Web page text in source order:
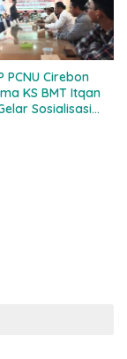
PCNU Cirebon
KS BMT Itqan
Sosialisasi